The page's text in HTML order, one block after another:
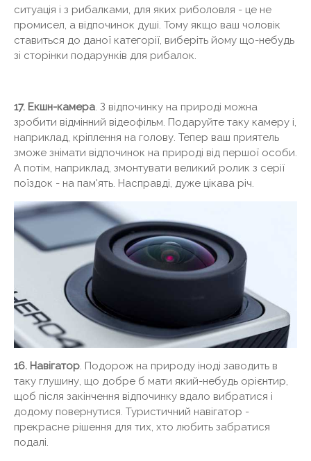
ситуація і з рибалками, для яких риболовля - це не
промисел, а відпочинок душі. Тому якщо ваш чоловік
ставиться до даної категорії, виберіть йому що-небудь
зі сторінки подарунків для рибалок.
17. Екшн-камера . З відпочинку на природі можна
зробити відмінний відеофільм. Подаруйте таку камеру і,
наприклад, кріплення на голову. Тепер ваш приятель
зможе знімати відпочинок на природі від першої особи.
А потім, наприклад, змонтувати великий ролик з серії
поїздок - на пам'ять. Насправді, дуже цікава річ.
16. Навігатор. Подорож на природу іноді заводить в
таку глушину, що добре б мати який-небудь орієнтир,
щоб після закінчення відпочинку вдало вибратися і
додому повернутися. Туристичний навігатор -
прекрасне рішення для тих, хто любить забратися
подалі.